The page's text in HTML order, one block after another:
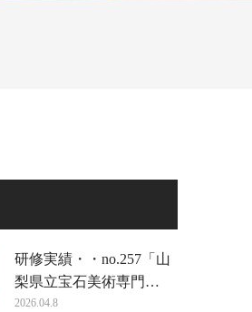
研修実績・・no.257「山
梨県立宝石美術専門…
2026.04.8